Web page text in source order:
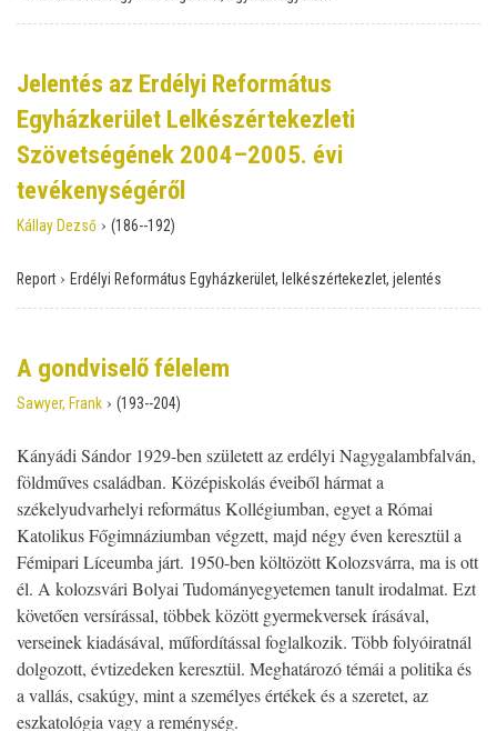
Jelentés az Erdélyi Református
Egyházkerület Lelkészértekezleti
Szövetségének 2004–2005. évi
tevékenységéről
Kállay Dezső › (186--192)
Report › Erdélyi Református Egyházkerület, lelkészértekezlet, jelentés
A gondviselő félelem
Sawyer, Frank › (193--204)
Kányádi Sándor 1929-ben született az erdélyi Nagygalambfalván,
földműves családban. Középiskolás éveiből hármat a
székelyudvarhelyi református Kollégiumban, egyet a Római
Katolikus Főgimnáziumban végzett, majd négy éven keresztül a
Fémipari Líceumba járt. 1950-ben költözött Kolozsvárra, ma is ott
él. A kolozsvári Bolyai Tudományegyetemen tanult irodalmat. Ezt
követően versírással, többek között gyermekversek írásával,
verseinek kiadásával, műfordítással foglalkozik. Több folyóiratnál
dolgozott, évtizedeken keresztül. Meghatározó témái a politika és
a vallás, csakúgy, mint a személyes értékek és a szeretet, az
eszkatológia vagy a reménység.